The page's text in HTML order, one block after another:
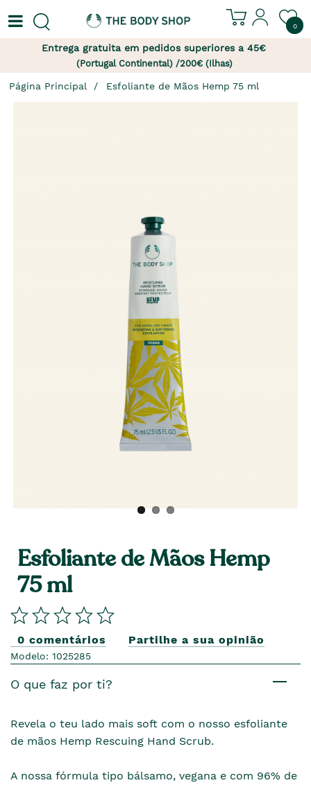
0
Entrega gratuita em pedidos superiores a 45€
(Portugal Continental) /200€ (Ilhas)
Página Principal Esfoliante de Mãos Hemp 75 ml
Esfoliante de Mãos Hemp
75 ml
0 comentários Partilhe a sua opinião
Modelo: 1025285
O que faz por ti?
Revela o teu lado mais soft com o nosso esfoliante
de mãos Hemp Rescuing Hand Scrub.
A nossa fórmula tipo bálsamo, vegana e com 96% de